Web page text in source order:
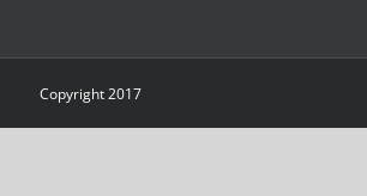
Copyright 2017